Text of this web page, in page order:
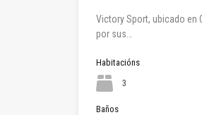
Victory Sport, ubicado en
por sus…
Habitacións
3
Baños